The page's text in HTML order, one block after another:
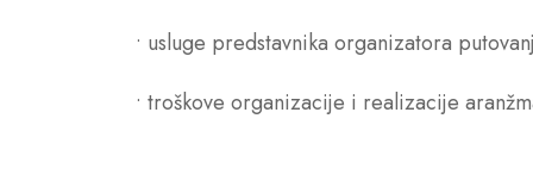
• usluge predstavnika organizatora
• troškove organizacije i realizacije